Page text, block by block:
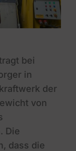
bei
in
der
von
Die
dass die